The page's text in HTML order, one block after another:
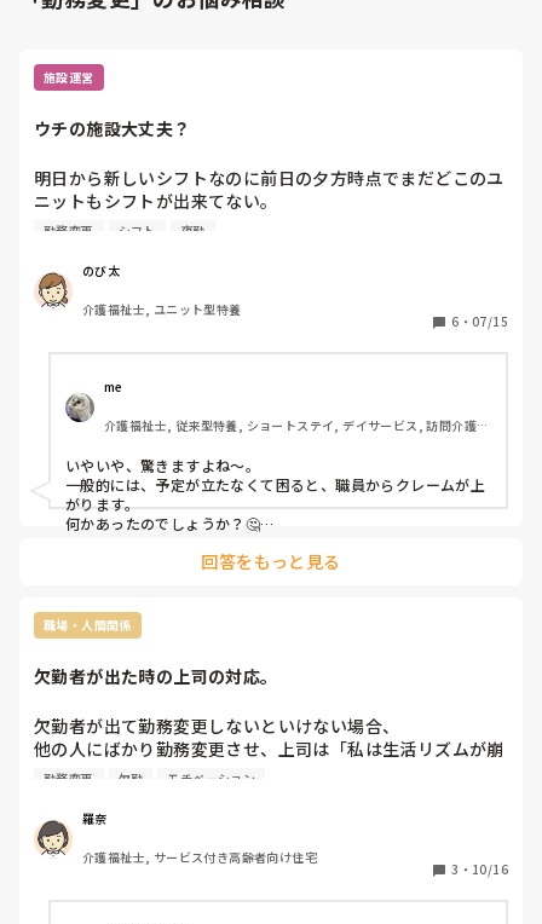
施設運営
ウチの施設大丈夫？
明日から新しいシフトなのに前日の夕方時点でまだどこのユ
ニットもシフトが出来てない。
前日は夜勤のため通勤していてもうすぐ職場に着くってとこ
て…仕事直前の勤務変更。今まで勤めてたところではこんな
事なかったのに…。月数回の突然のシフト変更とか。
これ当たり前なのでしょうか？
勤務変更 シフト 夜勤
のび太
介護福祉士, ユニット型特養
6 ・ 07/15
me
介護福祉士, 従来型特養, ショートステイ, デイサービス, 訪問介護,
いやいや、驚きますよね〜。
一般的には、予定が立たなくて困ると、職員からクレームが上
がります。
何かあったのでしょうか？🤔
回答をもっと見る
職場・人間関係
欠勤者が出た時の上司の対応。
欠勤者が出て勤務変更しないといけない場合、
他の人にばかり勤務変更させ、上司は「私は生活リズムが崩
れるから」という理由で絶対に遅番をしない。
話をしたら「遅番するくらいなら私辞めます。」とキッパリ
言われた。
みんな「そんなんなり辞めたら？」って思ってる。
こんな上司に人事考課で評価されるとかほんと嫌になる。
勤務変更 欠勤 モチベーション
羅奈
介護福祉士, サービス付き高齢者向け住宅
3 ・ 10/16